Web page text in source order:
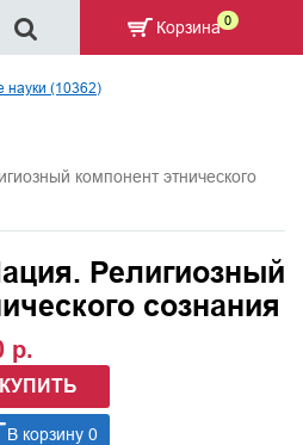
науки (10362)
компонент этнического
Религиозный
сознания
р.
КУПИТЬ
В корзину 0
Корзина 0